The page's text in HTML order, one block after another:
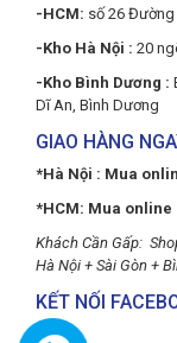
-HCM: số 26 Đường
-Kho Hà Nội : 20
-Kho Bình Dương :
Dĩ An, Bình Dương
GIAO HÀNG
*Hà Nội : Mua
*HCM: Mua
Khách Cần Gấp:
Hà Nội + Sài Gòn +
KẾT NỐI